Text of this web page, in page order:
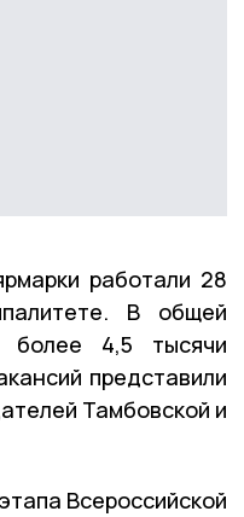
работали 28
В общей
более 4,5 тысячи
представили
Тамбовской и
Всероссийской